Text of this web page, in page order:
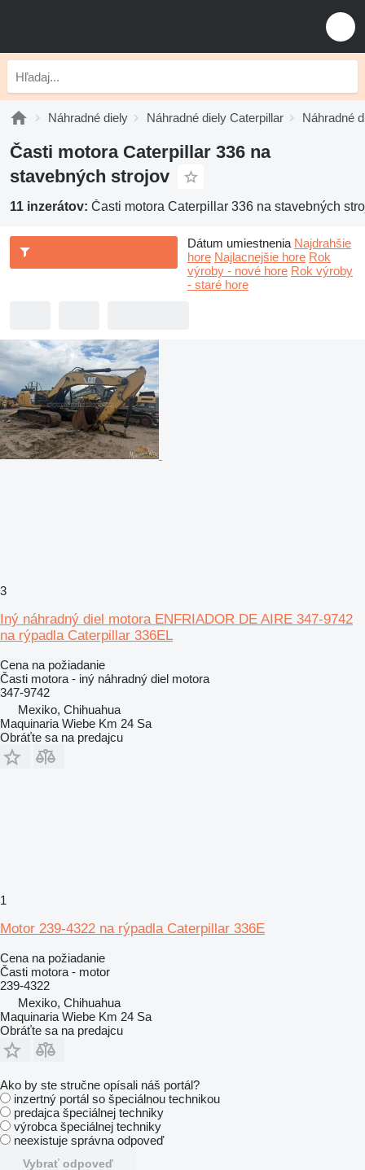
Náhradné diely Náhradné diely Caterpillar Náhradné
Časti motora Caterpillar 336 na
stavebných strojov
11 inzerátov: Časti motora Caterpillar 336 na stavebných
Dátum umiestnenia Najdrahšie
hore Najlacnejšie hore Rok
výroby - nové hore Rok výroby
- staré hore
3
Iný náhradný diel motora ENFRIADOR DE AIRE 347-9742
na rýpadla Caterpillar 336EL
Cena na požiadanie
Časti motora - iný náhradný diel motora
347-9742
Mexiko, Chihuahua
Maquinaria Wiebe Km 24 Sa
Obráťte sa na predajcu
1
Motor 239-4322 na rýpadla Caterpillar 336E
Cena na požiadanie
Časti motora - motor
239-4322
Mexiko, Chihuahua
Maquinaria Wiebe Km 24 Sa
Obráťte sa na predajcu
Ako by ste stručne opísali náš portál?
inzertný portál so špeciálnou technikou
predajca špeciálnej techniky
výrobca špeciálnej techniky
neexistuje správna odpoveď
Vybrať odpoveď